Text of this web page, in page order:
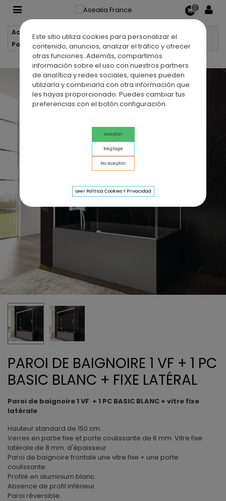
Este sitio utiliza cookies para personalizar el
contenido, anuncios, analizar el tráfico y ofrecer
otras funciones. Además, compartimos
información sobre el uso con nuestros partners
de analítica y redes sociales, quienes pueden
utilizarla y combinarla con otra información que
les hayas proporcionado. Puedes cambiar tus
preferencias con el botón configuración.
Aceptar
Réglage
No Aceptar
Leer Política Cookies Y Privacidad
0
Accueil
Paroi de baignoire 1 VF + 1 PC BASIC BLANC + fixe latéral
PAROI DE BAIGNOIRE 1 VF + 1 PC
BASIC BLANC + FIXE LATÉRAL
Paroi de baignoire 1 VF + 1 PC BASIC BLANC + vitre fixe
latérale
Hauteur standard de 150 cm.
Verres en partie fixe et porte coulissante de 6 mm. Vitre fixe
latérale de 8 mm. d'épaisseur.
Paroi de baignoire frontale une vitre fixe + une porte
coulissante.
Profilé en aluminium blanc.
Absence de profil inférieur.
Paroi réversible.